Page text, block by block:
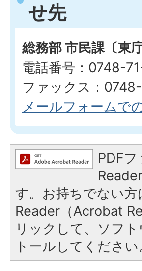
せ先
総務部 市民課〔東庁
電話番号：0748-
ファックス：
メールフォームで
PDF
す。お持ちでない
Reader（Acrobat
リックして、ソフ
トールしてください